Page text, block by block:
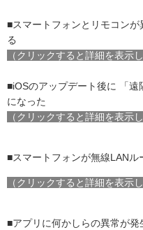
■スマートフォンとリモコン
る
（クリックすると詳細を表示し
■iOSのアップデート後に 「遠
になった
（クリックすると詳細を表示し
■スマートフォンが無線LANル
（クリックすると詳細を表示し
■アプリに何かしらの異常が発